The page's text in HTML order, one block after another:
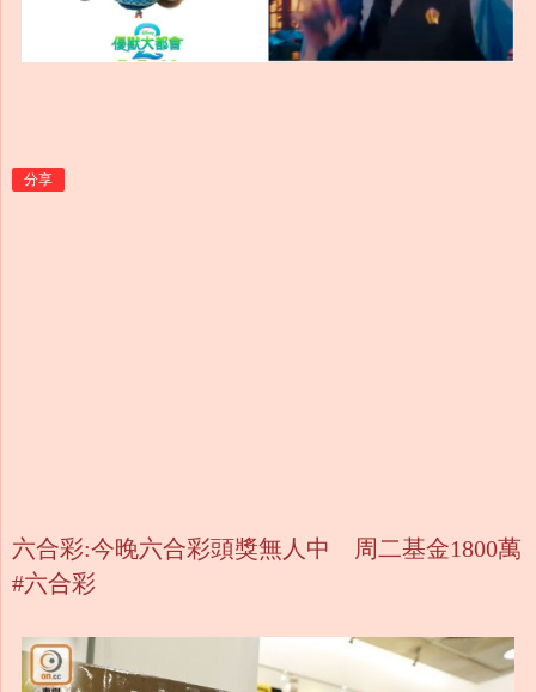
分享
六合彩:今晚六合彩頭獎無人中 周二基金1800萬
#六合彩